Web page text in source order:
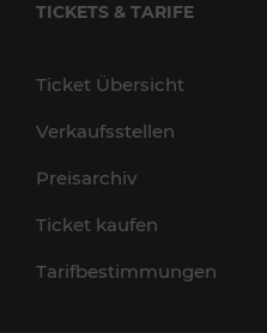
TICKETS & TARIFE
Ticket Übersicht
Verkaufsstellen
Preisarchiv
Ticket kaufen
Tarifbestimmungen